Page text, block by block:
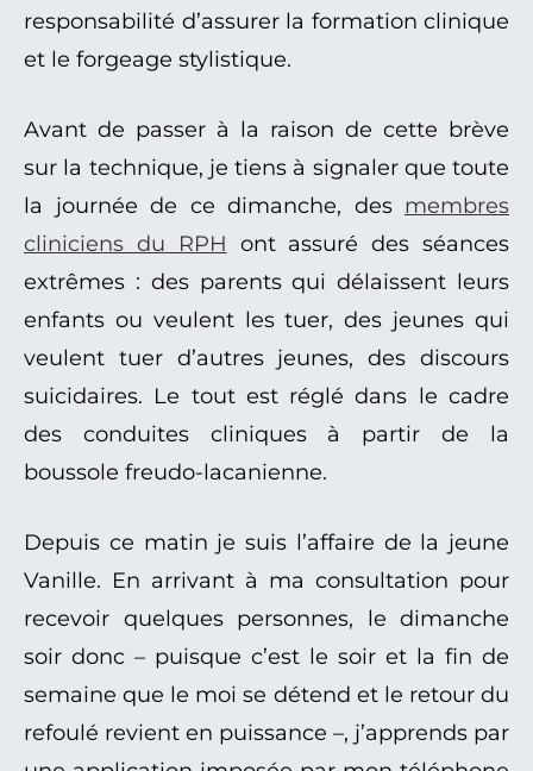
responsabilité d’assurer la formation clinique
et le forgeage stylistique.
Avant de passer à la raison de cette brève
sur la technique, je tiens à signaler que toute
la journée de ce dimanche, des membres
cliniciens du RPH ont assuré des séances
extrêmes : des parents qui délaissent leurs
enfants ou veulent les tuer, des jeunes qui
veulent tuer d’autres jeunes, des discours
suicidaires. Le tout est réglé dans le cadre
des conduites cliniques à partir de la
boussole freudo-lacanienne.
Depuis ce matin je suis l’affaire de la jeune
Vanille. En arrivant à ma consultation pour
recevoir quelques personnes, le dimanche
soir donc – puisque c’est le soir et la fin de
semaine que le moi se détend et le retour du
refoulé revient en puissance –, j’apprends par